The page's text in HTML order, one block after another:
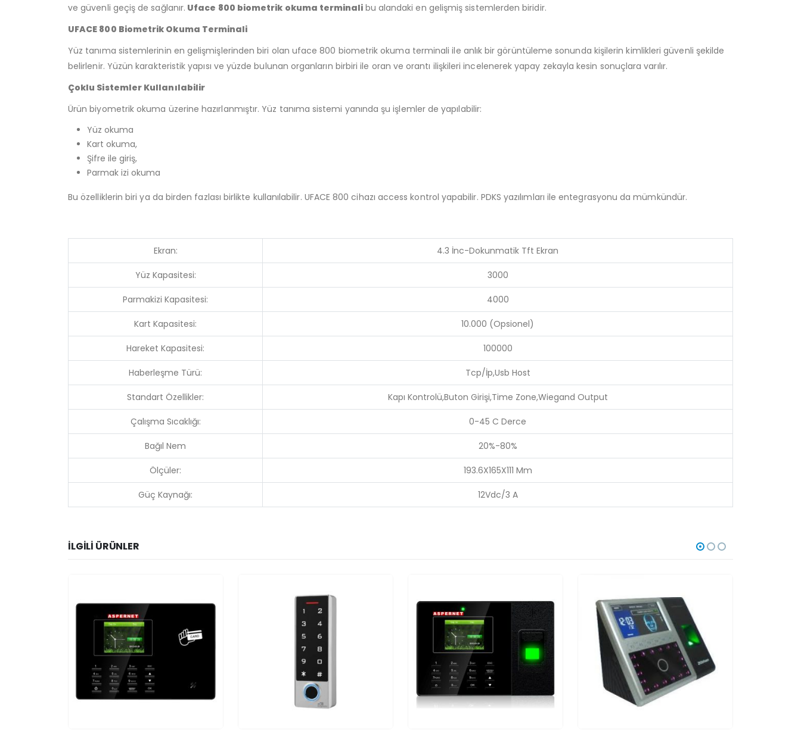
ve güvenli geçiş de sağlanır. Uface 800 biometrik okuma terminali bu alandaki en gelişmiş sistemlerden biridir.
UFACE 800 Biometrik Okuma Terminali
Yüz tanıma sistemlerinin en gelişmişlerinden biri olan uface 800 biometrik okuma terminali ile anlık bir görüntüleme sonunda kişilerin kimlikleri güvenli şekilde
belirlenir. Yüzün karakteristik yapısı ve yüzde bulunan organların birbiri ile oran ve orantı ilişkileri incelenerek yapay zekayla kesin sonuçlara varılır.
Çoklu Sistemler Kullanılabilir
Ürün biyometrik okuma üzerine hazırlanmıştır. Yüz tanıma sistemi yanında şu işlemler de yapılabilir:
Yüz okuma
Kart okuma,
Şifre ile giriş,
Parmak izi okuma
Bu özelliklerin biri ya da birden fazlası birlikte kullanılabilir. UFACE 800 cihazı access kontrol yapabilir. PDKS yazılımları ile entegrasyonu da mümkündür.
Ekran: 4.3 İnc-Dokunmatik Tft Ekran
Yüz Kapasitesi: 3000
Parmakizi Kapasitesi: 4000
Kart Kapasitesi: 10.000 (Opsionel)
Hareket Kapasitesi: 100000
Haberleşme Türü: Tcp/İp,Usb Host
Standart Özellikler: Kapı Kontrolü,Buton Girişi,Time Zone,Wiegand Output
Çalışma Sıcaklığı: 0-45 C Derce
Bağıl Nem 20%-80%
Ölçüler: 193.6X165X111 Mm
Güç Kaynağı: 12Vdc/3 A
İLGILI ÜRÜNLER